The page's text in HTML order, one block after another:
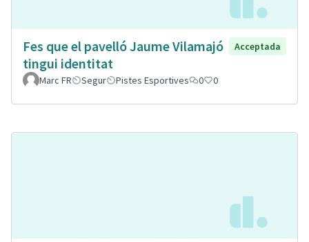
Fes que el pavelló Jaume Vilamajó
tingui identitat
Acceptada
Marc FR Segur Pistes Esportives 0 0